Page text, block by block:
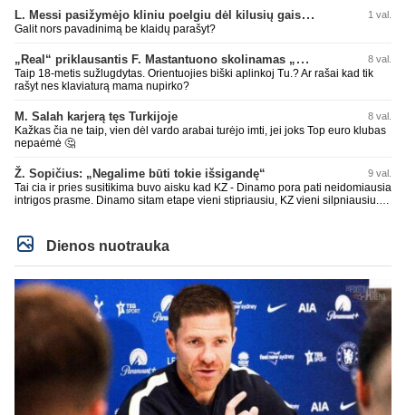
L. Messi pasižymėjo kliniu poelgiu dėl kilusių gaisrų Madride 1 val.
Galit nors pavadinimą be klaidų parašyt?
„Real“ priklausantis F. Mastantuono skolinamas „Fiorentina“ ekipai 8 val.
Taip 18-metis sužlugdytas. Orientuojies biški aplinkoj Tu.? Ar rašai kad tik
rašyt nes klaviaturą mama nupirko?
M. Salah karjerą tęs Turkijoje 8 val.
Kažkas čia ne taip, vien dėl vardo arabai turėjo imti, jei joks Top euro klubas
nepaėmė 🤔
Ž. Sopičius: „Negalime būti tokie išsigandę“ 9 val.
Tai cia ir pries susitikima buvo aisku kad KZ - Dinamo pora pati neidomiausia
intrigos prasme. Dinamo sitam etape vieni stipriausiu, KZ vieni silpniausiu.
Dienos nuotrauka